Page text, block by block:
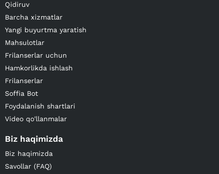
Qidiruv
Barcha xizmatlar
Yangi buyurtma yaratish
Mahsulotlar
Frilanserlar uchun
Hamkorlikda ishlash
Frilanserlar
Soffia Bot
Foydalanish shartlari
Video qo'llanmalar
Biz haqimizda
Biz haqimizda
Savollar (FAQ)